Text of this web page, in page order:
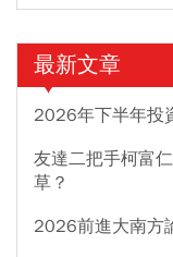
最新文章
2026年下半年投
友達二把手柯富
草？
2026前進大南方